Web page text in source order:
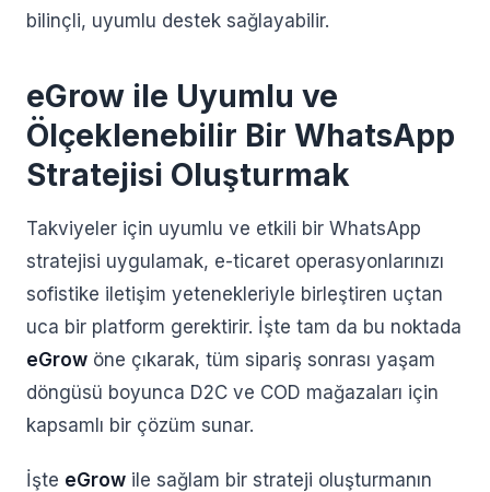
bilinçli, uyumlu destek sağlayabilir.
eGrow ile Uyumlu ve
Ölçeklenebilir Bir WhatsApp
Stratejisi Oluşturmak
Takviyeler için uyumlu ve etkili bir WhatsApp
stratejisi uygulamak, e-ticaret operasyonlarınızı
sofistike iletişim yetenekleriyle birleştiren uçtan
uca bir platform gerektirir. İşte tam da bu noktada
eGrow öne çıkarak, tüm sipariş sonrası yaşam
döngüsü boyunca D2C ve COD mağazaları için
kapsamlı bir çözüm sunar.
İşte eGrow ile sağlam bir strateji oluşturmanın